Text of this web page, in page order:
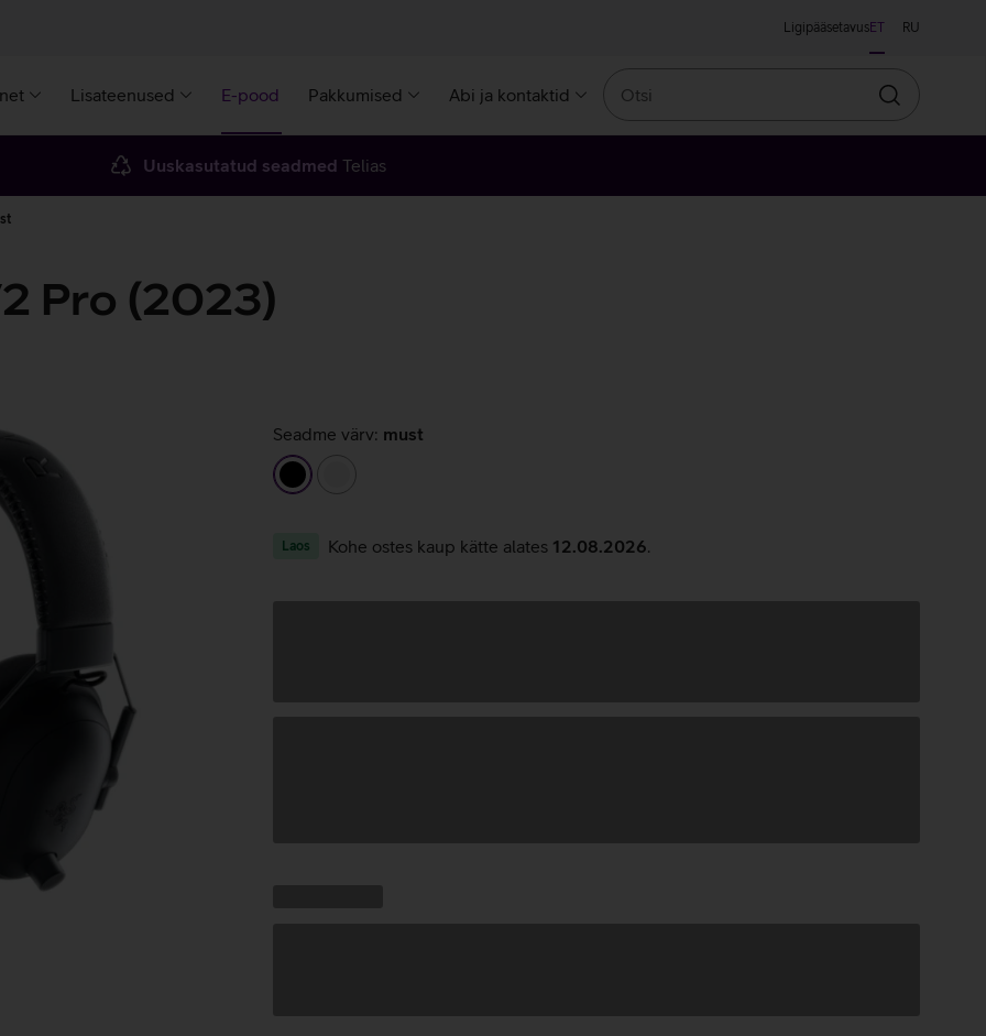
LigipääsetavusET RU
Lisateenused E-pood Pakkumised Abi ja kontaktid
Otsin
Uuskasutatud seadmed Telias
Pro (2023)
Seadme värv: must
must
Laos Kohe ostes kaup kätte alates 12.08.2026